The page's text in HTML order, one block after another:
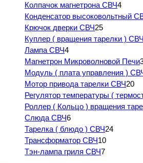
Колпачок магнетрона СВЧ4
Конденсатор высоковольтный
Крючок дверки СВЧ25
Куплер ( вращения тарелки ) СВЧ
Лампа СВЧ4
Магнетрон Микроволновой Печи
Модуль ( плата управления )
Мотор привода тарелки СВЧ20
Регулятор температуры (
Роллер ( Кольцо ) вращения
Слюда СВЧ6
Тарелка ( блюдо ) СВЧ24
Трансформатор СВЧ10
Тэн-лампа гриля СВЧ7